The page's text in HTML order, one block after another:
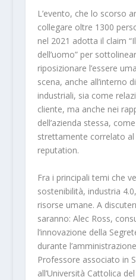
L’evento, che lo scorso
collegare oltre 1300
nel 2021 adotta il claim
dell’uomo” per
riposizionare l’essere
scena, anche all’interno
industriali, sia come
cliente, ma anche nei
dell’azienda stessa,
strettamente correlato
reputation.
Fra i principali temi che
sostenibilità, industria
risorse umane. A
saranno: Alec Ross,
l’innovazione della
durante
Professore associato in
all’Università Cattolica